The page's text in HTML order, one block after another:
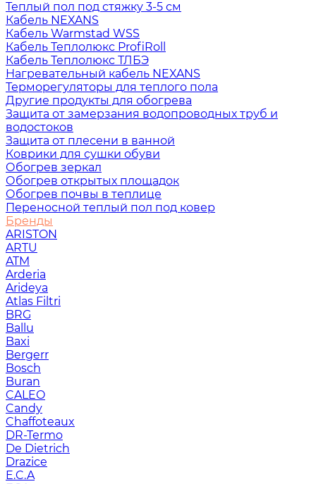
Теплый пол под стяжку 3-5 см
Кабель NEXANS
Кабель Warmstad WSS
Кабель Теплолюкс ProfiRoll
Кабель Теплолюкс ТЛБЭ
Нагревательный кабель NEXANS
Терморегуляторы для теплого пола
Другие продукты для обогрева
Защита от замерзания водопроводных труб и
водостоков
Защита от плесени в ванной
Коврики для сушки обуви
Обогрев зеркал
Обогрев открытых площадок
Обогрев почвы в теплице
Переносной теплый пол под ковер
Бренды
ARISTON
ARTU
ATM
Arderia
Arideya
Atlas Filtri
BRG
Ballu
Baxi
Bergerr
Bosch
Buran
CALEO
Candy
Chaffoteaux
DR-Termo
De Dietrich
Drazice
E.C.A